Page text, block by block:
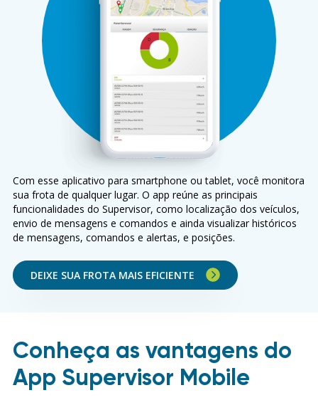
Com esse aplicativo para smartphone ou tablet, você monitora
sua frota de qualquer lugar. O app reúne as principais
funcionalidades do Supervisor, como localização dos veículos,
envio de mensagens e comandos e ainda visualizar históricos
de mensagens, comandos e alertas, e posições.
DEIXE SUA FROTA MAIS EFICIENTE
Conheça as vantagens do
App Supervisor Mobile